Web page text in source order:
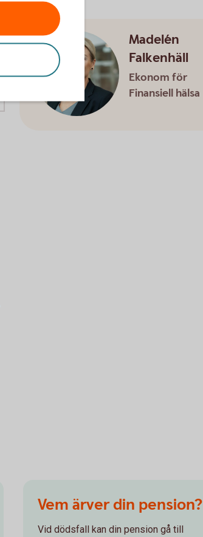
Madelén
Falkenhäll
Ekonom för
Finansiell hälsa
Vem ärver din pension?
Vid dödsfall kan din pension gå till